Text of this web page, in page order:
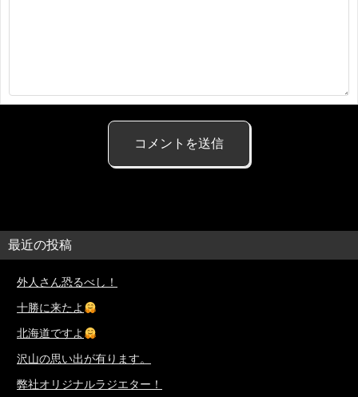
最近の投稿
外人さん恐るべし！
十勝に来たよ
北海道ですよ
沢山の思い出が有ります。
弊社オリジナルラジエター！